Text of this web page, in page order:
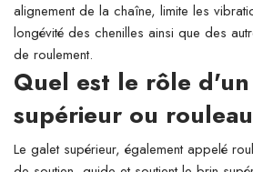
alignement de la chaîne, limite les
longévité des chenilles ainsi que des
de roulement.
Quel est le rôle
supérieur ou
Le galet supérieur, également appelé